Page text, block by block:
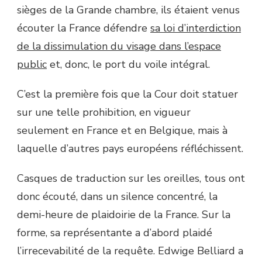
sièges de la Grande chambre, ils étaient venus
écouter la France défendre sa loi d’interdiction
de la dissimulation du visage dans l’espace
public et, donc, le port du voile intégral.
C’est la première fois que la Cour doit statuer
sur une telle prohibition, en vigueur
seulement en France et en Belgique, mais à
laquelle d’autres pays européens réfléchissent.
Casques de traduction sur les oreilles, tous ont
donc écouté, dans un silence concentré, la
demi-heure de plaidoirie de la France. Sur la
forme, sa représentante a d’abord plaidé
l’irrecevabilité de la requête. Edwige Belliard a